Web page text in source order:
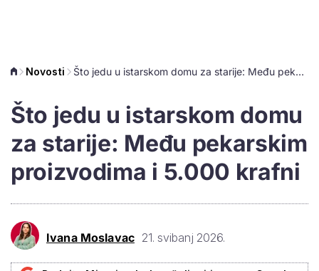
Novosti Što jedu u istarskom domu za starije: Među pekarskim proizvodima i 5.000 krafni
Što jedu u istarskom domu
za starije: Među pekarskim
proizvodima i 5.000 krafni
Ivana Moslavac 21. svibanj 2026.